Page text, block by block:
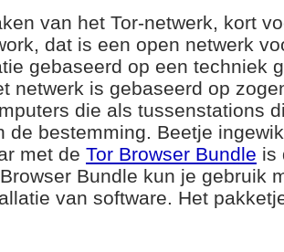
van het Tor-netwerk, kort
dat is een open netwerk
gebaseerd op een techniek
netwerk is gebaseerd op
die als tussenstations
de bestemming. Beetje
met de Tor Browser Bundle is
Bundle kun je gebruik
van software. Het